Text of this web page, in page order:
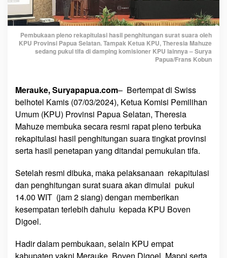
:
S
a
y
a
i
A
d
a
S
e
u
m
a
h
r
Pembukaan pleno rekapitulasi hasil penghitungan surat suara oleh
KPU Provinsi Papua Selatan. Tampak Ketua KPU, Theresia Mahuze
sedang pukul tifa di damping komisioner KPU lainnya – Surya
Papua/Frans Kobun
Merauke, Suryapapua.com– Bertempat di Swiss
belhotel Kamis (07/03/2024), Ketua Komisi Pemilihan
Umum (KPU) Provinsi Papua Selatan, Theresia
Mahuze membuka secara resmi rapat pleno terbuka
rekapitulasi hasil penghitungan suara tingkat provinsi
serta hasil penetapan yang ditandai pemukulan tifa.
Setelah resmi dibuka, maka pelaksanaan rekapitulasi
dan penghitungan surat suara akan dimulai pukul
14.00 WIT (jam 2 siang) dengan memberikan
kesempatan terlebih dahulu kepada KPU Boven
Digoel.
Hadir dalam pembukaan, selain KPU empat